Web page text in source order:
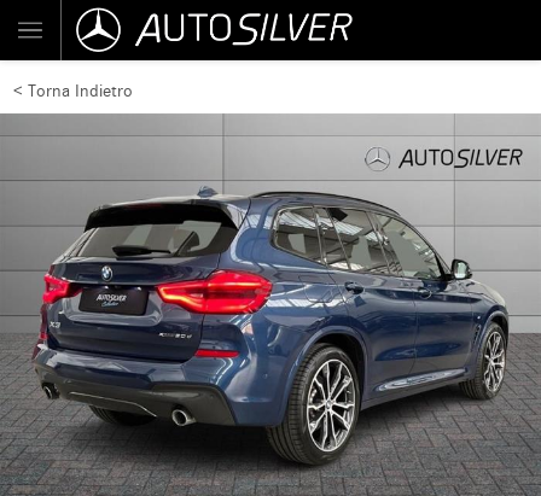
< Torna Indietro